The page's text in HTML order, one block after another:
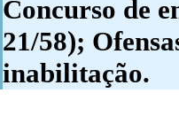
Concurso de
21/58);
inabilitação.